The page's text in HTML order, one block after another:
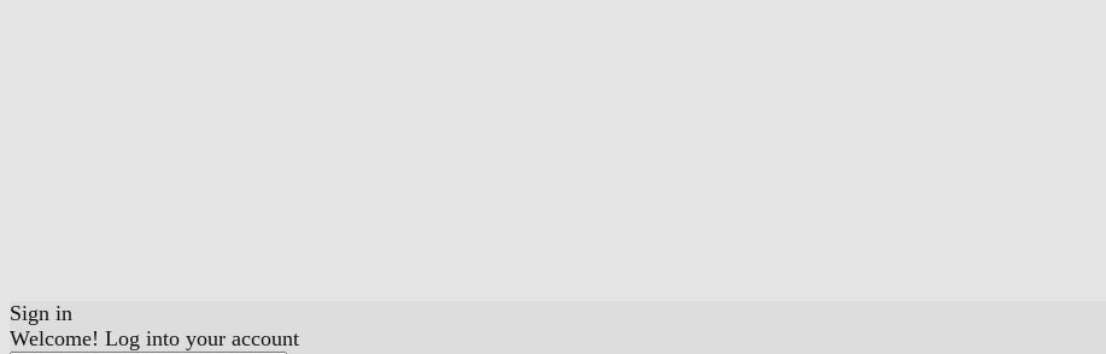
Sign in
Welcome! Log into your account